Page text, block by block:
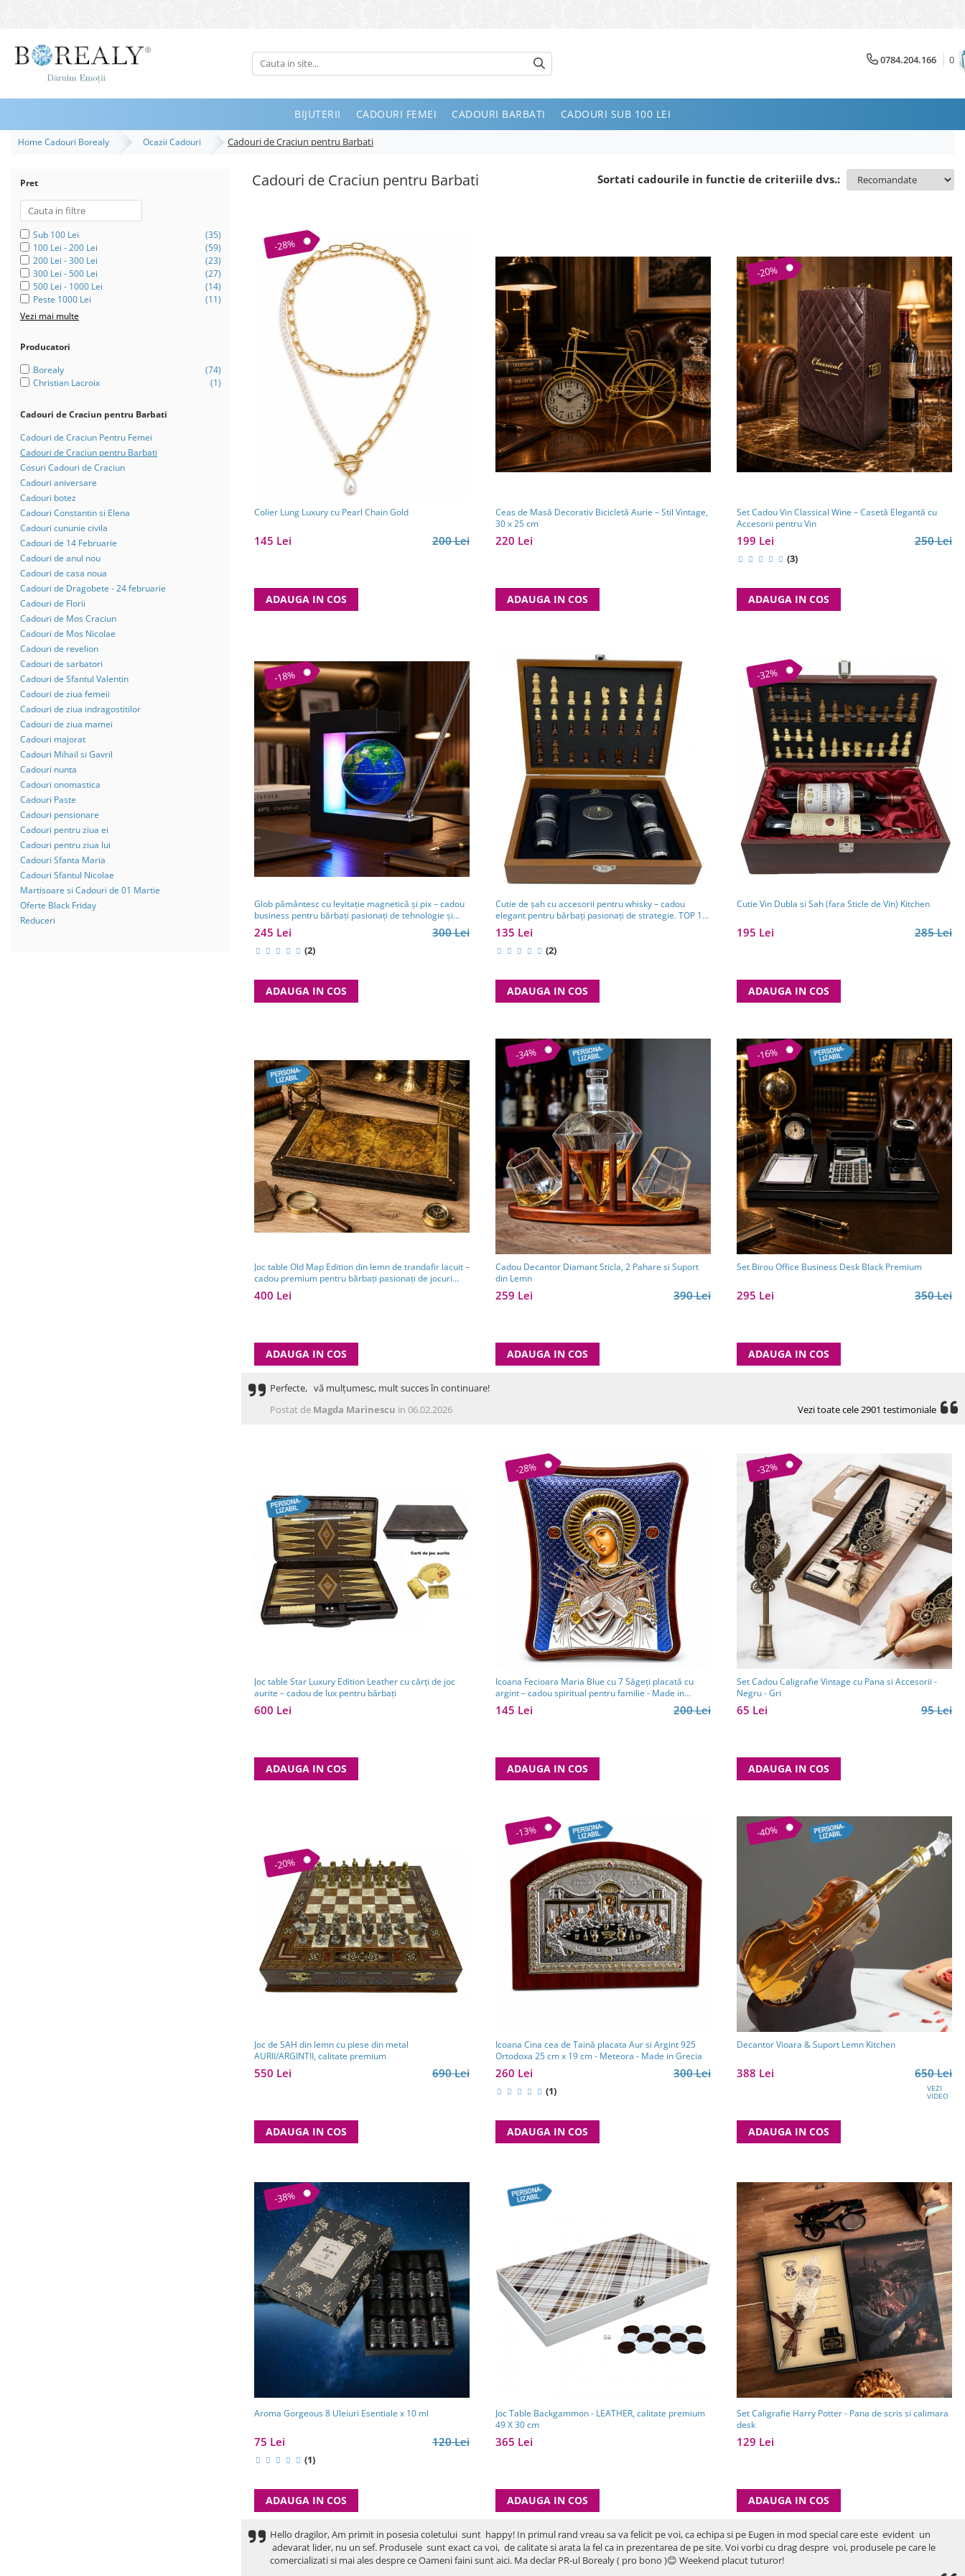
Bijuterii
Inele
Bratari
Seturi
Brose
Tiare
Destinatari
Bijuterii Femei
Bijuterii Copii
Bijuterii Mirese
Selectii
Reduceri
Cele mai noi
Cele mai vandute
Cele mai votate
Cu video
Pret
0 Lei - 100 Lei
100 Lei - 200 Lei
200 Lei - 300 Lei
300 Lei - 500 Lei
500 Lei - 1000 Lei
1000 Lei +
0784.204.166 0
BIJUTERII CADOURI FEMEI CADOURI BARBATI CADOURI SUB 100 LEI
Home Cadouri Borealy Ocazii Cadouri Cadouri de Craciun pentru Barbati
Cadouri de Craciun pentru Barbati Sortati cadourile in functie de criteriile dvs.:
Pret
Sub 100 Lei
(35)
100 Lei - 200 Lei
(59)
200 Lei - 300 Lei
(23)
300 Lei - 500 Lei
(27)
500 Lei - 1000 Lei
(14)
Peste 1000 Lei
(11)
Vezi mai multe
Producatori
Borealy
(74)
Christian Lacroix
(1)
Cadouri de Craciun pentru Barbati
Cadouri de Craciun Pentru Femei
Cadouri de Craciun pentru Barbati
Cosuri Cadouri de Craciun
Cadouri aniversare
Cadouri botez
Cadouri Constantin si Elena
Cadouri cununie civila
Cadouri de 14 Februarie
Cadouri de anul nou
Cadouri de casa noua
Cadouri de Dragobete - 24 februarie
Cadouri de Florii
Cadouri de Mos Craciun
Cadouri de Mos Nicolae
Cadouri de revelion
Cadouri de sarbatori
Cadouri de Sfantul Valentin
Cadouri de ziua femeii
Cadouri de ziua indragostitilor
Cadouri de ziua mamei
Cadouri majorat
Cadouri Mihail si Gavril
Cadouri nunta
Cadouri onomastica
Cadouri Paste
Cadouri pensionare
Cadouri pentru ziua ei
Cadouri pentru ziua lui
Cadouri Sfanta Maria
Cadouri Sfantul Nicolae
Martisoare si Cadouri de 01 Martie
Oferte Black Friday
Reduceri
-28%
Colier Lung Luxury cu Pearl Chain Gold
200 Lei
145 Lei
ADAUGA IN COS
Ceas de Masă Decorativ Bicicletă Aurie – Stil Vintage,
30 x 25 cm
220 Lei
ADAUGA IN COS
-20%
Set Cadou Vin Classical Wine – Casetă Elegantă cu
Accesorii pentru Vin
250 Lei
199 Lei
(3)
ADAUGA IN COS
-18%
Glob pământesc cu levitație magnetică și pix – cadou
business pentru bărbați pasionați de tehnologie și
călătorii
300 Lei
245 Lei
(2)
ADAUGA IN COS
Cutie de șah cu accesorii pentru whisky – cadou
elegant pentru bărbați pasionați de strategie. TOP 10
Cadouri Barbati
135 Lei
(2)
ADAUGA IN COS
-32%
Cutie Vin Dubla si Sah (fara Sticle de Vin) Kitchen
285 Lei
195 Lei
ADAUGA IN COS
Joc table Old Map Edition din lemn de trandafir lacuit –
cadou premium pentru bărbați pasionați de jocuri
clasice
400 Lei
ADAUGA IN COS
-34%
Cadou Decantor Diamant Sticla, 2 Pahare si Suport
din Lemn
390 Lei
259 Lei
ADAUGA IN COS
-16%
Set Birou Office Business Desk Black Premium
350 Lei
295 Lei
ADAUGA IN COS
Perfecte, vă mulțumesc, mult succes în continuare!
Postat de Magda Marinescu in 06.02.2026 Vezi toate cele 2901 testimoniale
Joc table Star Luxury Edition Leather cu cărți de joc
aurite – cadou de lux pentru bărbați
600 Lei
ADAUGA IN COS
-28%
Icoana Fecioara Maria Blue cu 7 Săgeți placată cu
argint – cadou spiritual pentru familie - Made in
Grecia - 12,5 x 15,5 cm
200 Lei
145 Lei
ADAUGA IN COS
-32%
Set Cadou Caligrafie Vintage cu Pana si Accesorii -
Negru - Gri
95 Lei
65 Lei
ADAUGA IN COS
-20%
Joc de SAH din lemn cu piese din metal
AURII/ARGINTII, calitate premium
690 Lei
550 Lei
ADAUGA IN COS
-13%
Icoana Cina cea de Taină placata Aur si Argint 925
Ortodoxa 25 cm x 19 cm - Meteora - Made in Grecia
300 Lei
260 Lei
(1)
ADAUGA IN COS
-40%
Decantor Vioara & Suport Lemn Kitchen
650 Lei
388 Lei
VEZI
VIDEO
ADAUGA IN COS
-38%
Aroma Gorgeous 8 Uleiuri Esentiale x 10 ml
120 Lei
75 Lei
(1)
ADAUGA IN COS
Joc Table Backgammon - LEATHER, calitate premium
49 X 30 cm
365 Lei
ADAUGA IN COS
Set Caligrafie Harry Potter - Pana de scris si calimara
desk
129 Lei
ADAUGA IN COS
Hello dragilor, Am primit in posesia coletului sunt happy! In primul rand vreau sa va felicit pe voi, ca echipa si pe Eugen in mod special care este evident un
adevarat lider, nu un sef. Produsele sunt exact ca voi, de calitate si arata la fel ca in prezentarea de pe site. Voi vorbi cu drag despre voi, produsele pe care le
comercializati si mai ales despre ce Oameni faini sunt aici. Ma declar PR-ul Borealy ( pro bono )😊 Weekend placut tuturor!